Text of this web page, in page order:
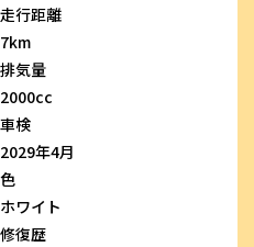
走行距離
7km
排気量
2000cc
車検
2029年4月
色
ホワイト
修復歴